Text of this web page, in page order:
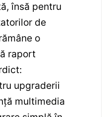
însă pentru
de
o
raport
upgraderii
multimedia